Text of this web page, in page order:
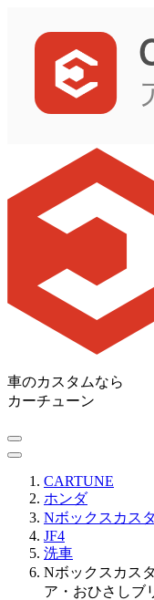
車のカスタムなら
カーチューン
CARTUNE
ホンダ
Nボックスカス
JF4
洗車
Nボックスカス
ア・おひさしブ